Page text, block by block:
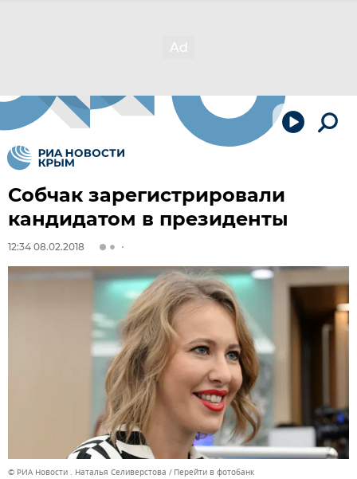
Собчак зарегистрировали
кандидатом в президенты
12:34 08.02.2018
© РИА Новости . Наталья Селиверстова Перейти в фотобанк